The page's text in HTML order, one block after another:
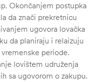
Okončanjem postupka
da znači prekretnicu
ugovora lovačka
da planiraju i relaizuju
periode.
lovištem udruženja
sa ugovorom o zakupu.